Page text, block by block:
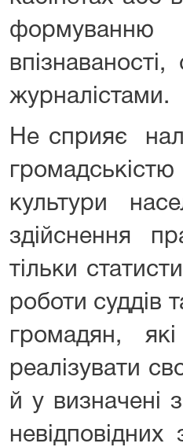
формуванню
журналістами.
Не сприяє
культури
здійснення
тільки
роботи суддів
громадян,
реалізувати
й у визначені
невідповідних